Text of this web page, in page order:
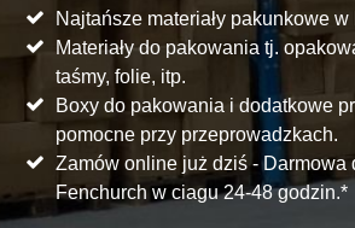
Najtańsze materiały pakunkowe w
Materiały do pakowania tj.
taśmy, folie, itp.
Boxy do pakowania i dodatkowe
pomocne przy przeprowadzkach.
Zamów online już dziś - Darmowa
Fenchurch w ciagu 24-48 godzin.*